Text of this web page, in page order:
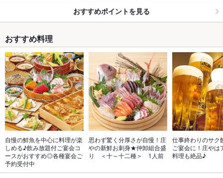
おすすめポイントを見る
おすすめ料理
自慢の鮮魚を中心に料理が楽
しめる♪飲み放題付ご宴会コ
ースがおすすめ◎各種宴会ご
予約受付中
思わず驚く分厚さが自慢！庄
やの新鮮お刺身★仲卸組合盛
り　＜十～十二種＞　1人前
仕事終わりのサク
ご宴会に！庄やは
料理も絶品♪